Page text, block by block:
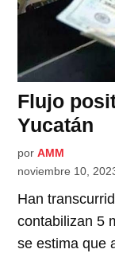
Flujo
Yucatán
por AMM
noviembre 10,
Han
contabilizan 5
se estima que